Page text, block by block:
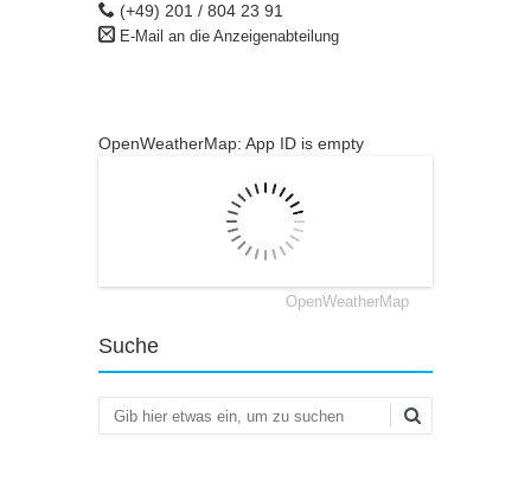
(+49) 201 / 804 23 91
E-Mail an die Anzeigenabteilung
OpenWeatherMap: App ID is empty
OpenWeatherMap
Suche
Suchen